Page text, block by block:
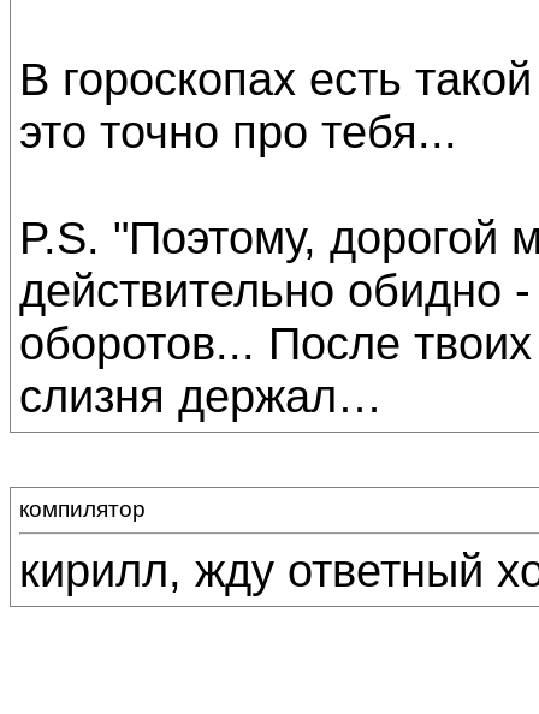
В гороскопах есть
это точно про тебя...
P.S. "Поэтому, дорогой
действительно обидно
оборотов... После
слизня держал…
компилятор
кирилл, жду ответный